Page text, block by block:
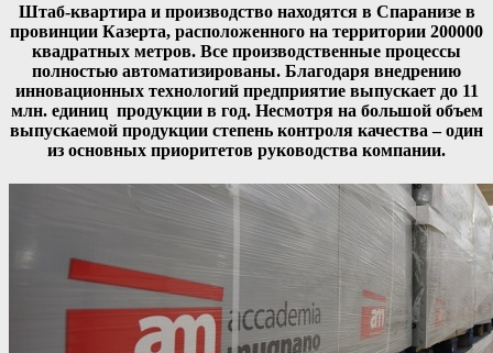
Штаб-квартира и производство находятся в Спаранизе в
провинции Казерта, расположенного на территории 200000
квадратных метров. Все производственные процессы
полностью автоматизированы. Благодаря внедрению
инновационных технологий предприятие выпускает до 11
млн. единиц продукции в год. Несмотря на большой объем
выпускаемой продукции степень контроля качества – один
из основных приоритетов руководства компании.